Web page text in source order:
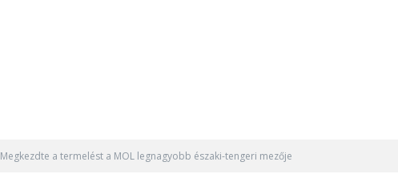
Megkezdte a termelést a MOL legnagyobb északi-tengeri mezője